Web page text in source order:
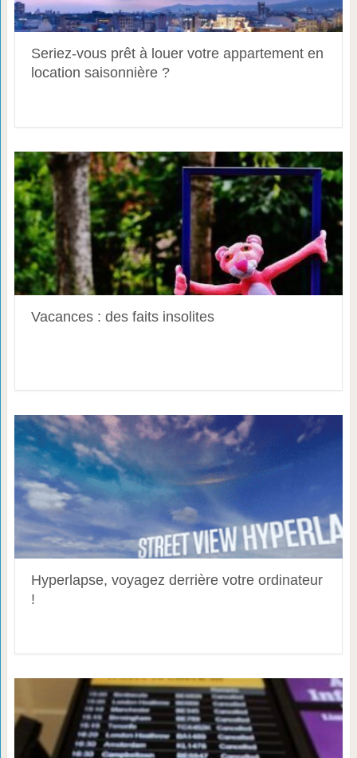
Seriez-vous prêt à louer votre appartement en
location saisonnière ?
Vacances : des faits insolites
Hyperlapse, voyagez derrière votre ordinateur
!